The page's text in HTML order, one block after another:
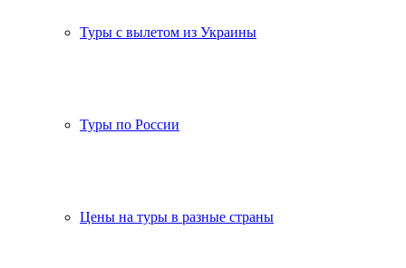
Туры с вылетом из Украины
Туры по России
Цены на туры в разные страны